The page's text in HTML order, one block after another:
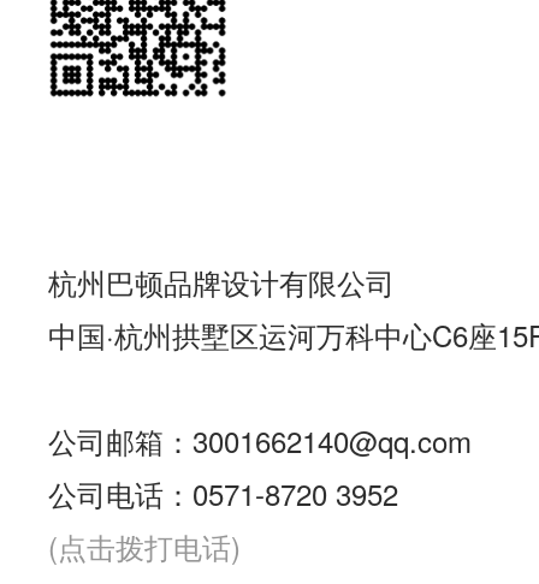
杭州巴顿品牌设计有限公司
中国·杭州拱墅区运河万科中心C6座
公司邮箱：3001662140@qq.com
公司电话：0571-8720 3952
(点击拨打电话)